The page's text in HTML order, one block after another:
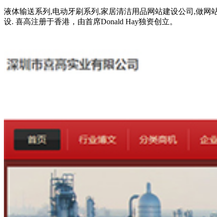
液体输送系列,电动牙刷系列,家居清洁用品网站建设公司,做网
设. 喜高注册于香港，由首席Donald Hay独资创立。